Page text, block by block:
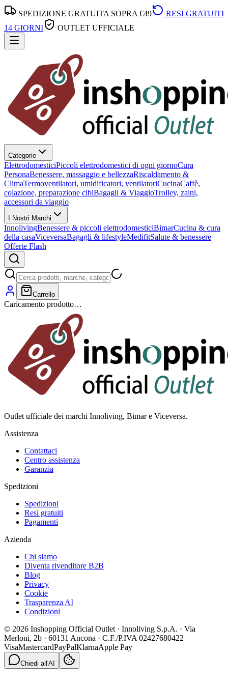
SPEDIZIONE GRATUITA SOPRA €49
RESI GRATUITI
14 GIORNI
OUTLET UFFICIALE
Categorie
ElettrodomesticiPiccoli elettrodomestici di ogni giornoCura
PersonaBenessere, massaggio e bellezzaRiscaldamento &
ClimaTermoventilatori, umidificatori, ventilatoriCucinaCaffè,
colazione, preparazione cibiBagagli & ViaggioTrolley, zaini,
accessori da viaggio
I Nostri Marchi
InnolivingBenessere & piccoli elettrodomesticiBimarCucina & cura
della casaViceversaBagagli & lifestyleMedifitSalute & benessere
Offerte Flash
Carrello
Caricamento prodotto…
Outlet ufficiale dei marchi Innoliving, Bimar e Viceversa.
Assistenza
Contattaci
Centro assistenza
Garanzia
Spedizioni
Spedizioni
Resi gratuiti
Pagamenti
Azienda
Chi siamo
Diventa rivenditore B2B
Blog
Privacy
Cookie
Trasparenza AI
Condizioni
© 2026 Inshopping Official Outlet · Innoliving S.p.A. · Via
Merloni, 2b · 60131 Ancona · C.F./P.IVA 02427680422
VisaMastercardPayPalKlarnaApple Pay
Chiedi all'AI